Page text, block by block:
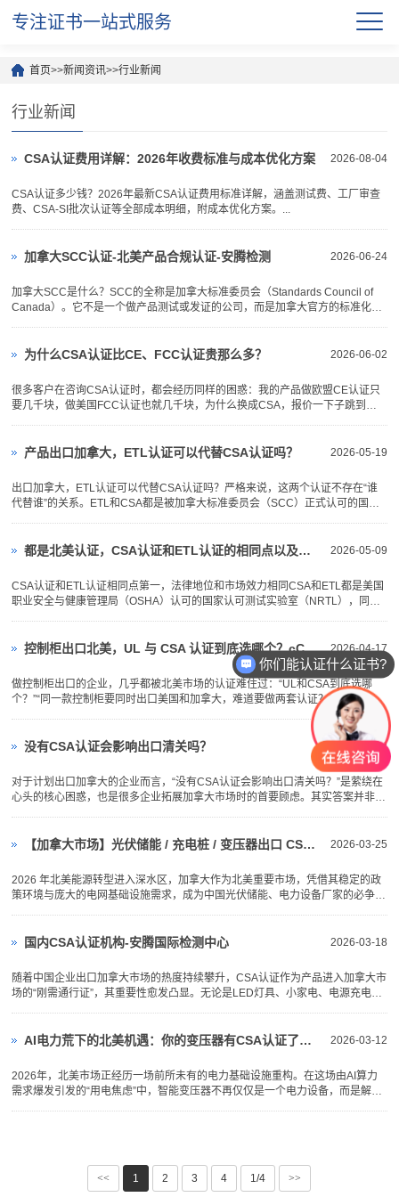
专注证书一站式服务
首页>>新闻资讯>>行业新闻
行业新闻
2026-08-04
CSA认证费用详解：2026年收费标准与成本优化方案
CSA认证多少钱？2026年最新CSA认证费用标准详解，涵盖测试费、工厂审查
费、CSA-SI批次认证等全部成本明细，附成本优化方案。...
2026-06-24
加拿大SCC认证-北美产品合规认证-安腾检测
加拿大SCC是什么？SCC的全称是加拿大标准委员会（Standards Council of
Canada）。它不是一个做产品测试或发证的公司，而是加拿大官方的标准化与
的国家标准。对于亚马逊卖...
2026-06-02
为什么CSA认证比CE、FCC认证贵那么多？
很多客户在咨询CSA认证时，都会经历同样的困惑：我的产品做欧盟CE认证只
要几千块，做美国FCC认证也就几千块，为什么换成CSA，报价一下子跳到了
“认证”，但背后的市场逻辑、...
2026-05-19
产品出口加拿大，ETL认证可以代替CSA认证吗？
出口加拿大，ETL认证可以代替CSA认证吗？严格来说，这两个认证不存在“谁
代替谁”的关系。ETL和CSA都是被加拿大标准委员会（SCC）正式认可的国家
环节中，都是被承认的合法产...
2026-05-09
都是北美认证，CSA认证和ETL认证的相同点以及不同点
CSA认证和ETL认证相同点第一，法律地位和市场效力相同CSA和ETL都是美国
职业安全与健康管理局（OSHA）认可的国家认可测试实验室（NRTL），同时
流零售商对两者的认可度是一致的，不...
2026-04-17
控制柜出口北美，UL 与 CSA 认证到底选哪个？cCSAus 一证双用攻略
做控制柜出口的企业，几乎都被北美市场的认证难住过：“UL和CSA到底选哪
个？”“同一款控制柜要同时出口美国和加拿大，难道要做两套认证？”“听说有个
认证能一证双用，到底靠谱吗？”其实很多企业都踩过“重复认证”的坑——花双倍
时间、双倍费用，分别做UL和CSA认证，最后发现根本没必要。今天就用通俗
的语言，把控制柜出...
2026-04-02
没有CSA认证会影响出口清关吗？
对于计划出口加拿大的企业而言，“没有CSA认证会影响出口清关吗？”是萦绕在
心头的核心困惑，也是很多企业拓展加拿大市场时的首要顾虑。其实答案并非绝
进入加拿大当地后，会有相关部...
2026-03-25
【加拿大市场】光伏储能 / 充电桩 / 变压器出口 CSA 认证全解析（侧重点与避坑指南）
2026 年北美能源转型进入深水区，加拿大作为北美重要市场，凭借其稳定的政
策环境与庞大的电网基础设施需求，成为中国光伏储能、电力设备厂家的必争之
用美国标准”、“混淆单...
2026-03-18
国内CSA认证机构-安腾国际检测中心
随着中国企业出口加拿大市场的热度持续攀升，CSA认证作为产品进入加拿大市
场的“刚需通行证”，其重要性愈发凸显。无论是LED灯具、小家电、电源充电类
拿大标准协会的简称，成立于...
2026-03-12
AI电力荒下的北美机遇：你的变压器有CSA认证了吗？
2026年，北美市场正经历一场前所未有的电力基础设施重构。在这场由AI算力
需求爆发引发的“用电焦虑”中，智能变压器不再仅仅是一个电力设备，而是解决
<< 1 2 3 4 1/4 >>
你们能认证什么证书?